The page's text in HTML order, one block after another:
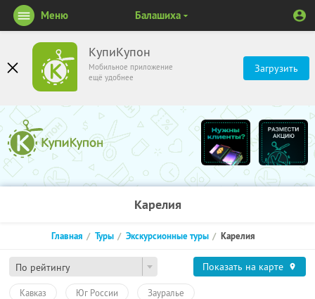
КупиКупон
Мобильное приложение
ещё удобнее
Загрузить
Меню Балашиха
Карелия
По рейтингу
Главная Туры Экскурсионные туры Карелия
Показать на карте
Кавказ Юг России Зауралье